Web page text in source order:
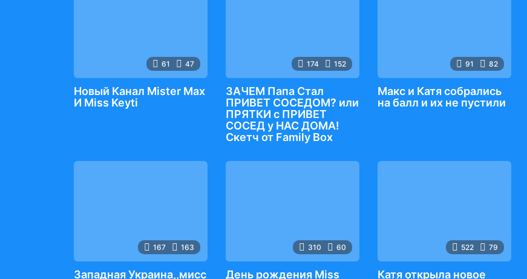
61 47
Новый Канал Mister Max
И Miss Keyti
174 152
ЗАЧЕМ Папа Стал
ПРИВЕТ СОСЕДОМ? или
ПРЯТКИ с ПРИВЕТ
СОСЕД у НАС ДОМА!
Скетч от Family Box
91 82
Макс и Катя собрались
на балл и их не пустили
167 163
Западная Украина,,мисс
310 60
День рождения Miss
522 79
Катя открыла новое